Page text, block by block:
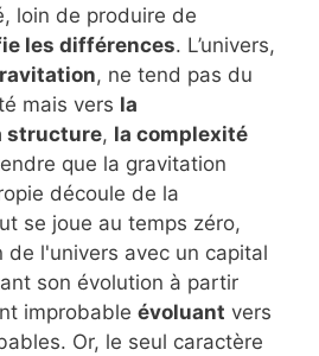
loin de produire de
les différences. L’univers,
, ne tend pas du
mais vers la
structure, la complexité
que la gravitation
découle de la
se joue au temps zéro,
l'univers avec un capital
son évolution à partir
improbable évoluant vers
Or, le seul caractère